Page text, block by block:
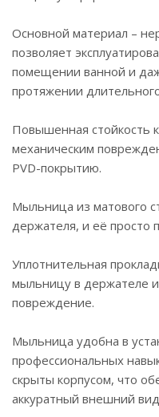
Основной материал –
позволяет
помещении ванной и
протяжении
Повышенная стойкость
механическим
PVD-покрытию.
Мыльница из матового
держателя, и её просто
Уплотнительная
мыльницу в держателе
повреждение.
Мыльница удобна в
профессиональных
скрыты корпусом, что
аккуратный внешний